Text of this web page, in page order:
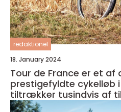
redaktionel
18. January 2024
Tour de France er et af
prestigefyldte cykelløb
tiltrækker tusindvis af
af seere over hele kloden